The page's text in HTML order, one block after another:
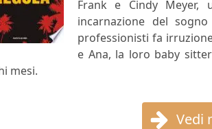
Frank e Cindy
incarnazione del
professionisti fa
e Ana, la loro baby
mesi.
Vedi